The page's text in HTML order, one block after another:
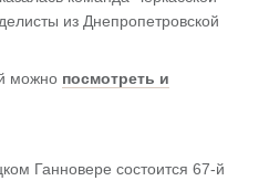
из Днепропетровской
можно посмотреть и
Ганновере состоится 67-й